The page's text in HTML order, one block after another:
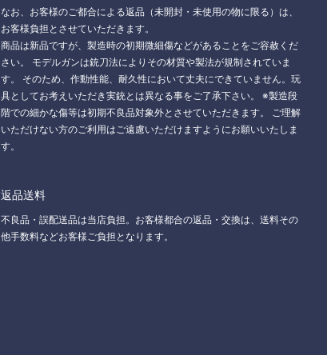
なお、お客様のご都合による返品（未開封・未使用の物に限る）は、
お客様負担とさせていただきます。
商品は新品ですが、製造時の初期微細傷などがあることをご容赦くだ
さい。 モデルガンは銃刀法によりその材質や製法が規制されていま
す。 そのため、作動性能、耐久性において丈夫にできていません。玩
具としてお考えいただき実銃とは異なる事をご了承下さい。 ※製造段
階での細かな傷等は初期不良品対象外とさせていただきます。 ご理解
いただけない方のご利用はご遠慮いただけますようにお願いいたしま
す。
返品送料
不良品・誤配送品は当店負担。お客様都合の返品・交換は、送料その
他手数料などお客様ご負担となります。